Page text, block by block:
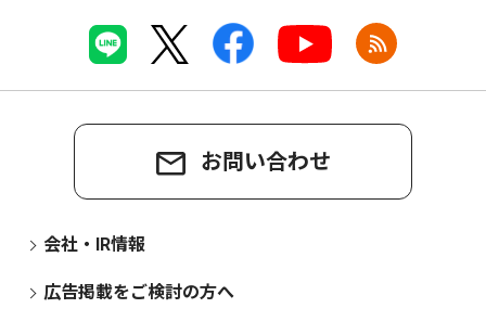
お問い合わせ
会社・IR情報
広告掲載をご検討の方へ